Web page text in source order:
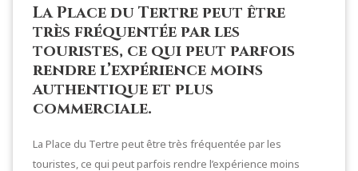
La Place du Tertre peut être
très fréquentée par les
touristes, ce qui peut parfois
rendre l’expérience moins
authentique et plus
commerciale.
La Place du Tertre peut être très fréquentée par les
touristes, ce qui peut parfois rendre l’expérience moins